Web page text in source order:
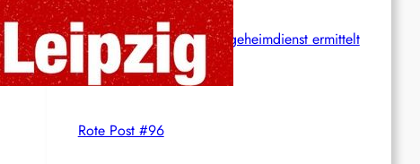
Deutschland: Der Inlandsgeheimdienst ermittelt
gegen „Prosfygika“
Rote Post #96